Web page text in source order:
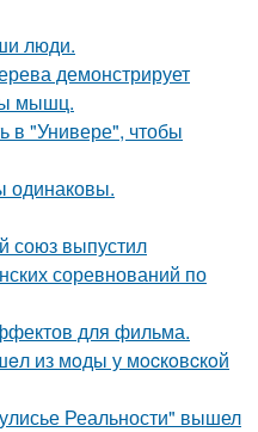
люди.
демонстрирует
мышц.
в "Универе", чтобы
одинаковы.
союз выпустил
соревнований по
для фильма.
из мoды у мocкoвcкoй
Реальности" вышел